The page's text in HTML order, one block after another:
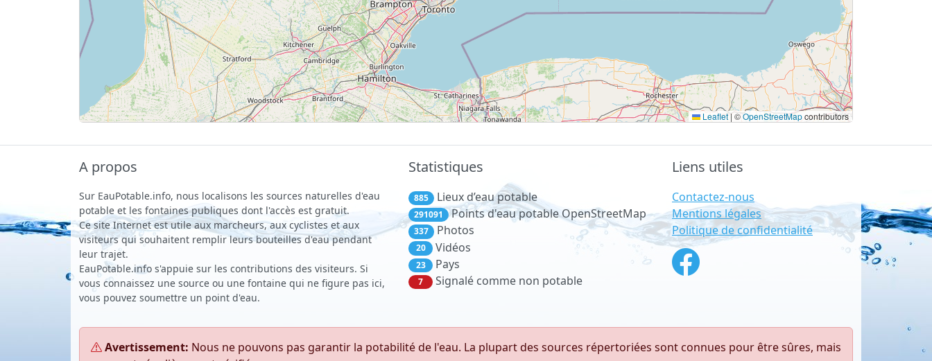
Leaflet|©OpenStreetMapcontributors
A propos
Sur EauPotable.info, nous localisons les sources naturelles d'eau
potable et les fontaines publiques dont l'accès est gratuit.
Ce site Internet est utile aux marcheurs, aux cyclistes et aux
visiteurs qui souhaitent remplir leurs bouteilles d'eau pendant
leur trajet.
EauPotable.info s'appuie sur les contributions des visiteurs. Si
vous connaissez une source ou une fontaine qui ne figure pas ici,
vous pouvez soumettre un point d'eau.
Statistiques
885 Lieux d’eau potable
291091 Points d'eau potable OpenStreetMap
337 Photos
20 Vidéos
23 Pays
7 Signalé comme non potable
Liens utiles
Contactez-nous
Mentions légales
Politique de confidentialité
Avertissement: Nous ne pouvons pas garantir la potabilité de l'eau. La plupart des sources répertoriées sont connues pour être sûres, mais